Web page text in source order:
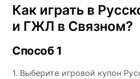
Как играть в
и ГЖЛ в Связном?
Способ 1
1. Выберите игровой купон